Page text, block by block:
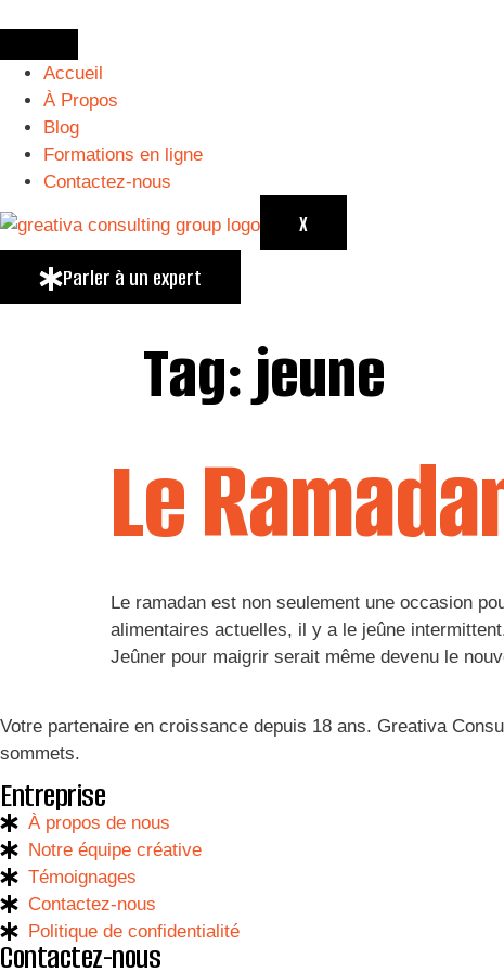
Accueil
À Propos
Blog
Formations en ligne
Contactez-nous
X
Parler à un expert
Tag:jeune
Le
Le ramadan est non seulement une occasion
alimentaires actuelles, il y a le jeûne
Jeûner pour maigrir serait même devenu le
Votre partenaire en croissance depuis 18 ans. Greativa
sommets.
Entreprise
À propos de nous
Notre équipe créative
Témoignages
Contactez-nous
Politique de confidentialité
Contactez-nous